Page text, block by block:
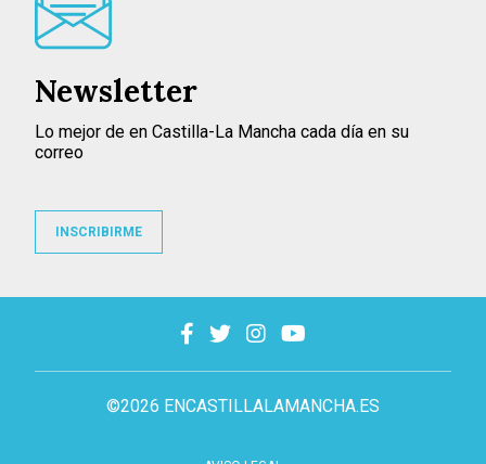
©2026 ENCASTILLALAMANCHA.ES
Newsletter
Lo mejor de en Castilla-La Mancha cada día en su
correo
INSCRIBIRME